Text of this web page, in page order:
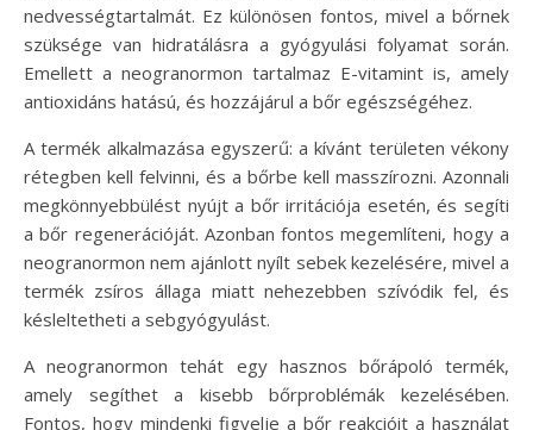
nedvességtartalmát. Ez különösen fontos, mivel a bőrnek
szüksége van hidratálásra a gyógyulási folyamat során.
Emellett a neogranormon tartalmaz E-vitamint is, amely
antioxidáns hatású, és hozzájárul a bőr egészségéhez.
A termék alkalmazása egyszerű: a kívánt területen vékony
rétegben kell felvinni, és a bőrbe kell masszírozni. Azonnali
megkönnyebbülést nyújt a bőr irritációja esetén, és segíti
a bőr regenerációját. Azonban fontos megemlíteni, hogy a
neogranormon nem ajánlott nyílt sebek kezelésére, mivel a
termék zsíros állaga miatt nehezebben szívódik fel, és
késleltetheti a sebgyógyulást.
A neogranormon tehát egy hasznos bőrápoló termék,
amely segíthet a kisebb bőrproblémák kezelésében.
Fontos, hogy mindenki figyelje a bőr reakcióit a használat